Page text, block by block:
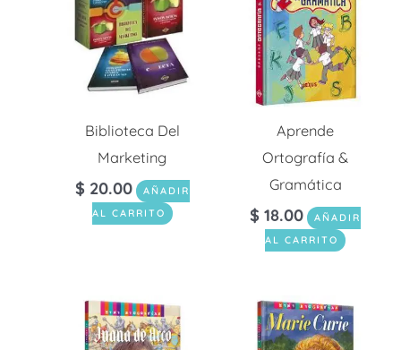
Biblioteca Del
Marketing
$ 20.00
AÑADIR
AL CARRITO
Aprende
Ortografía &
Gramática
$ 18.00
AÑADIR
AL CARRITO